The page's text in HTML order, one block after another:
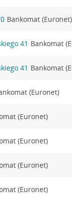
Bankomat (Euronet)
41 Bankomat
41 Bankomat
(Euronet)
(Euronet)
(Euronet)
(Euronet)
(Euronet)